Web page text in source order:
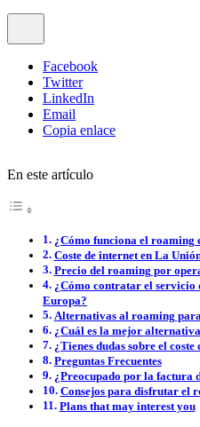
Facebook
Twitter
LinkedIn
Email
Copia enlace
En este artículo
¿Cómo funciona el roaming
Coste de internet en La
Precio del roaming por
¿Cómo contratar el servicio
Europa?
Alternativas al roaming
¿Cuál es la mejor
¿Tienes dudas sobre el
Preguntas Frecuentes
¿Preocupado por la factura
Consejos para disfrutar el
Plans that may interest you